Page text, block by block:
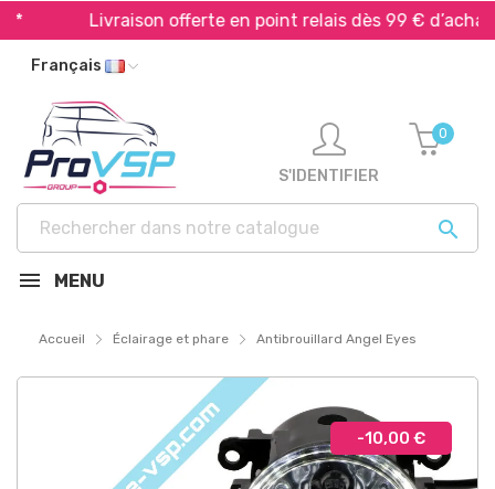
Livraison offerte en point relais dès 99 € d’achat*
Français

S'IDENTIFIER
0
MENU
Accueil Éclairage et phare Antibrouillard Angel Eyes
-10,00 €